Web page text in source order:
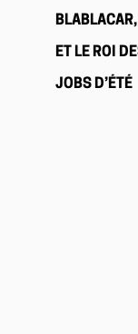
ET LE ROI
JOBS D’ÉTÉ